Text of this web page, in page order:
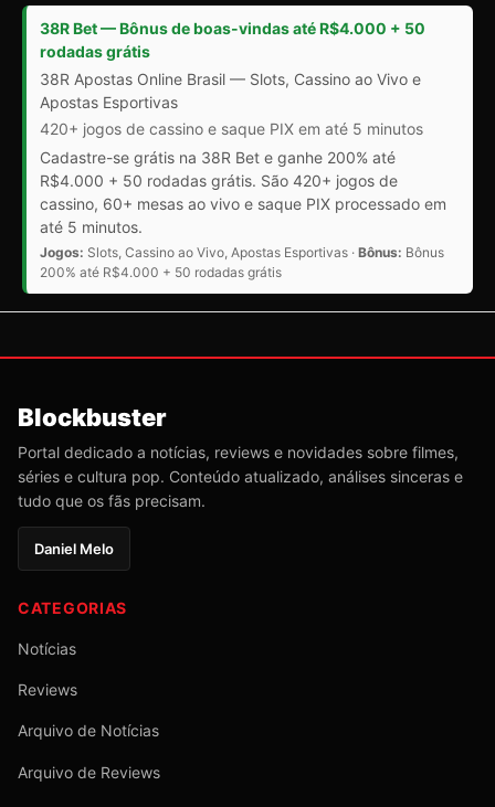
38R Bet — Bônus de boas-vindas até R$4.000 + 50
rodadas grátis
38R Apostas Online Brasil — Slots, Cassino ao Vivo e
Apostas Esportivas
420+ jogos de cassino e saque PIX em até 5 minutos
Cadastre-se grátis na 38R Bet e ganhe 200% até
R$4.000 + 50 rodadas grátis. São 420+ jogos de
cassino, 60+ mesas ao vivo e saque PIX processado em
até 5 minutos.
Jogos: Slots, Cassino ao Vivo, Apostas Esportivas · Bônus: Bônus
200% até R$4.000 + 50 rodadas grátis
Blockbuster
Portal dedicado a notícias, reviews e novidades sobre filmes,
séries e cultura pop. Conteúdo atualizado, análises sinceras e
tudo que os fãs precisam.
Daniel Melo
CATEGORIAS
Notícias
Reviews
Arquivo de Notícias
Arquivo de Reviews